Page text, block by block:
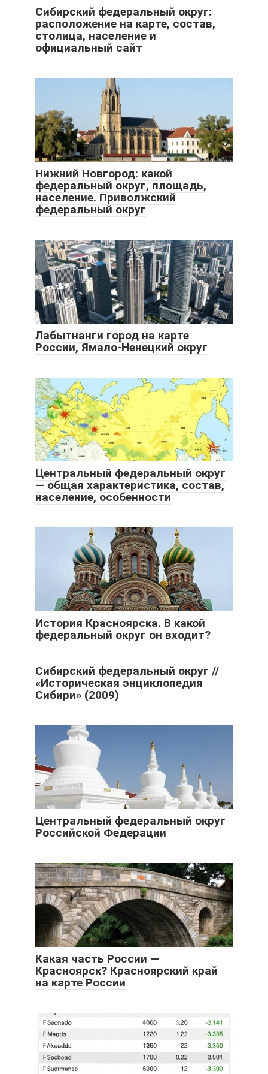
Сибирский федеральный округ:
расположение на карте, состав,
столица, население и
официальный сайт
Нижний Новгород: какой
федеральный округ, площадь,
население. Приволжский
федеральный округ
Лабытнанги город на карте
России, Ямало-Ненецкий округ
Центральный федеральный округ
— общая характеристика, состав,
население, особенности
История Красноярска. В какой
федеральный округ он входит?
Сибирский федеральный округ //
«Историческая энциклопедия
Сибири» (2009)
Центральный федеральный округ
Российской Федерации
Какая часть России —
Красноярск? Красноярский край
на карте России